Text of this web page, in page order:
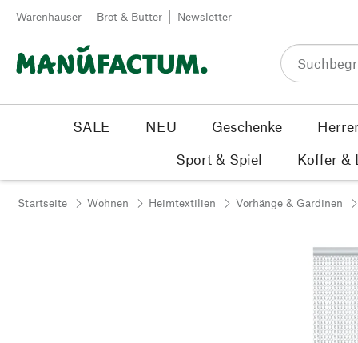
Zum Inhalt springen
Warenhäuser Brot & Butter Newsletter
SALE NEU Geschenke
Sport & Spiel
Koffer &
Startseite Wohnen Heimtextilien Vorhänge & Gardinen